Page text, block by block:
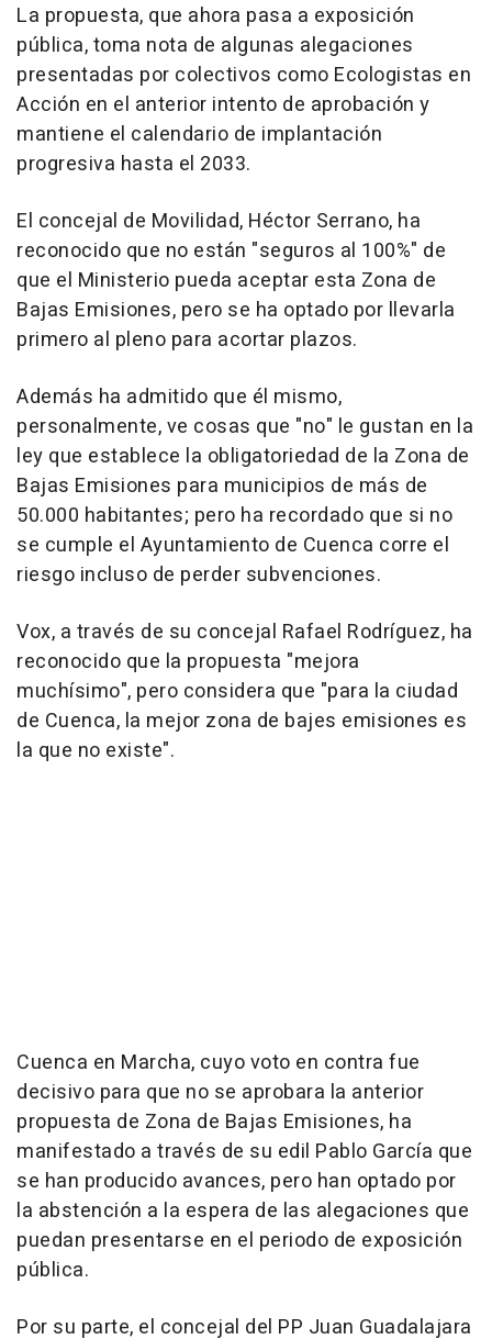
La propuesta, que ahora pasa a exposición
pública, toma nota de algunas alegaciones
presentadas por colectivos como Ecologistas en
Acción en el anterior intento de aprobación y
mantiene el calendario de implantación
progresiva hasta el 2033.
El concejal de Movilidad, Héctor Serrano, ha
reconocido que no están "seguros al 100%" de
que el Ministerio pueda aceptar esta Zona de
Bajas Emisiones, pero se ha optado por llevarla
primero al pleno para acortar plazos.
Además ha admitido que él mismo,
personalmente, ve cosas que "no" le gustan en la
ley que establece la obligatoriedad de la Zona de
Bajas Emisiones para municipios de más de
50.000 habitantes; pero ha recordado que si no
se cumple el Ayuntamiento de Cuenca corre el
riesgo incluso de perder subvenciones.
Vox, a través de su concejal Rafael Rodríguez, ha
reconocido que la propuesta "mejora
muchísimo", pero considera que "para la ciudad
de Cuenca, la mejor zona de bajes emisiones es
la que no existe".
Cuenca en Marcha, cuyo voto en contra fue
decisivo para que no se aprobara la anterior
propuesta de Zona de Bajas Emisiones, ha
manifestado a través de su edil Pablo García que
se han producido avances, pero han optado por
la abstención a la espera de las alegaciones que
puedan presentarse en el periodo de exposición
pública.
Por su parte, el concejal del PP Juan Guadalajara